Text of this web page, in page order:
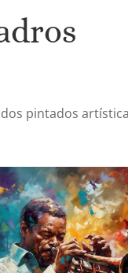
pintados